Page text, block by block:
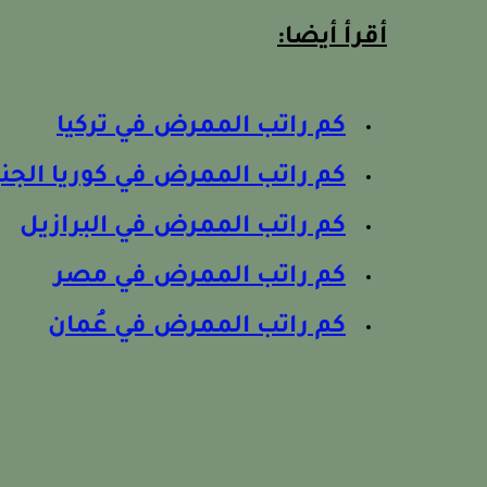
أقرأ أيضا:
كم راتب الممرض في تركيا
كم راتب الممرض في كوريا
كم راتب الممرض في البرازيل
كم راتب الممرض في مصر
كم راتب الممرض في عُمان